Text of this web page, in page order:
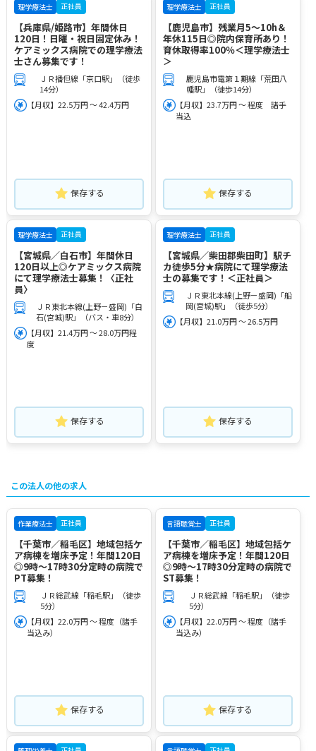
理学療法士 正社員
【兵庫県/姫路市】年間休日
120日！日曜・祝日固定休み！
ケアミックス病院での理学療法
士さん募集です！
ＪＲ播但線「京口駅」（徒歩
14分）
【月収】22.5万円 ～ 42.4万円
保存する
理学療法士 正社員
【鹿児島市】残業月5～10h＆
年休115日◎院内保育所あり！
育休取得率100％＜理学療法士
＞
鹿児島市電第１期線「荒田八
幡駅」（徒歩14分）
【月収】23.7万円 ～ 程度 諸手
当込
保存する
理学療法士 正社員
【宮城県／白石市】年間休日
120日以上◎ケアミックス病院
にて理学療法士募集！〈正社
員〉
ＪＲ東北本線(上野－盛岡)「白
石(宮城)駅」（バス・車8分）
【月収】21.4万円 ～ 28.0万円程
度
保存する
理学療法士 正社員
【宮城県／柴田郡柴田町】駅チ
カ徒歩5分★病院にて理学療法
士の募集です！＜正社員＞
ＪＲ東北本線(上野－盛岡)「船
岡(宮城)駅」（徒歩5分）
【月収】21.0万円 ～ 26.5万円
保存する
この法人の他の求人
作業療法士 正社員
【千葉市／稲毛区】地域包括ケ
ア病棟を増床予定！年間120日
◎9時～17時30分定時の病院で
PT募集！
ＪＲ総武線「稲毛駅」（徒歩
5分）
【月収】22.0万円 ～ 程度（諸手
当込み）
保存する
言語聴覚士 正社員
【千葉市／稲毛区】地域包括ケ
ア病棟を増床予定！年間120日
◎9時～17時30分定時の病院で
ST募集！
ＪＲ総武線「稲毛駅」（徒歩
5分）
【月収】22.0万円 ～ 程度（諸手
当込み）
保存する